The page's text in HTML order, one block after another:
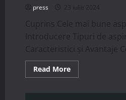
press 23 iulie 2024
Cuprins Cele mai bune
Introducere Tipuri de
Caracteristici și Avantaje
Read MoreRead
more